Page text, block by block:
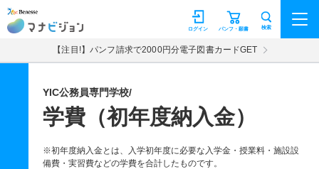
マナビジョン パンフ・願書
ログイン 検索
【注目!】パンフ請求で2000円分電子図書カードGET
YIC公務員専門学校/
学費（初年度納入金）
※初年度納入金とは、入学初年度に必要な入学金・授業料・施設設
備費・実習費などの学費を合計したものです。